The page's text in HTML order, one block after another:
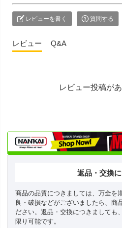
レビューを書く 質問する
レビュー Q&A
レビュー投稿があ
返品・交換
商品の品質につきましては、万全を
良・破損などがございましたら、商
ださい。返品・交換につきましても
限り可能です。